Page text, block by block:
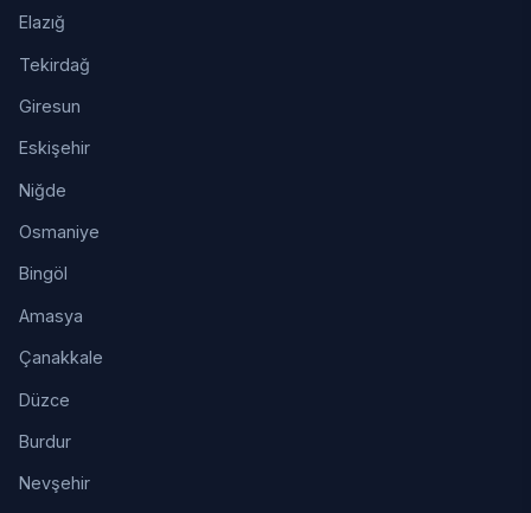
Elazığ
Tekirdağ
Giresun
Eskişehir
Niğde
Osmaniye
Bingöl
Amasya
Çanakkale
Düzce
Burdur
Nevşehir